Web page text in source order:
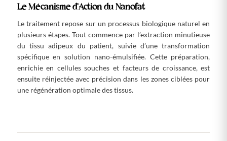
Le Mécanisme d’Action du Nanofat
Le traitement repose sur un processus biologique naturel en
plusieurs étapes. Tout commence par l’extraction minutieuse
du tissu adipeux du patient, suivie d’une transformation
spécifique en solution nano-émulsifiée. Cette préparation,
enrichie en cellules souches et facteurs de croissance, est
ensuite réinjectée avec précision dans les zones ciblées pour
une régénération optimale des tissus.